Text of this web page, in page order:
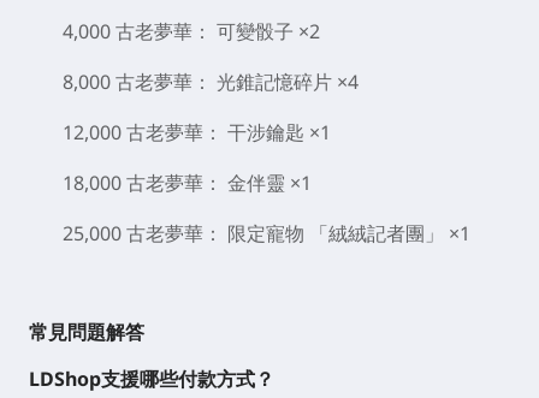
4,000 古老夢華： 可變骰子 ×2
8,000 古老夢華： 光錐記憶碎片 ×4
12,000 古老夢華： 干涉鑰匙 ×1
18,000 古老夢華： 金伴靈 ×1
25,000 古老夢華： 限定寵物 「絨絨記者團」 ×1
常見問題解答
LDShop支援哪些付款方式？